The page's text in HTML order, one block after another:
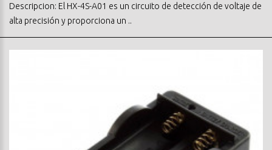
Descripcion: El HX-4S-A01 es un circuito de detección de voltaje de
alta precisión y proporciona un ..